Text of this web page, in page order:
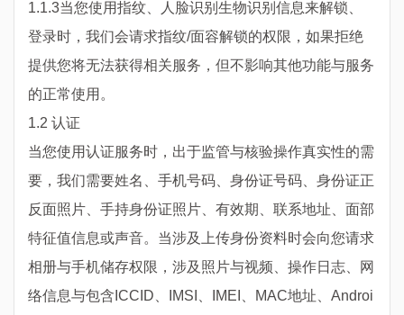
1.1.3当您使用指纹、人脸识别生物识别信息来解锁、
登录时，我们会请求指纹/面容解锁的权限，如果拒绝
提供您将无法获得相关服务，但不影响其他功能与服务
的正常使用。
1.2 认证
当您使用认证服务时，出于监管与核验操作真实性的需
要，我们需要姓名、手机号码、身份证号码、身份证正
反面照片、手持身份证照片、有效期、联系地址、面部
特征值信息或声音。当涉及上传身份资料时会向您请求
相册与手机储存权限，涉及照片与视频、操作日志、网
络信息与包含ICCID、IMSI、IMEI、MAC地址、Androi